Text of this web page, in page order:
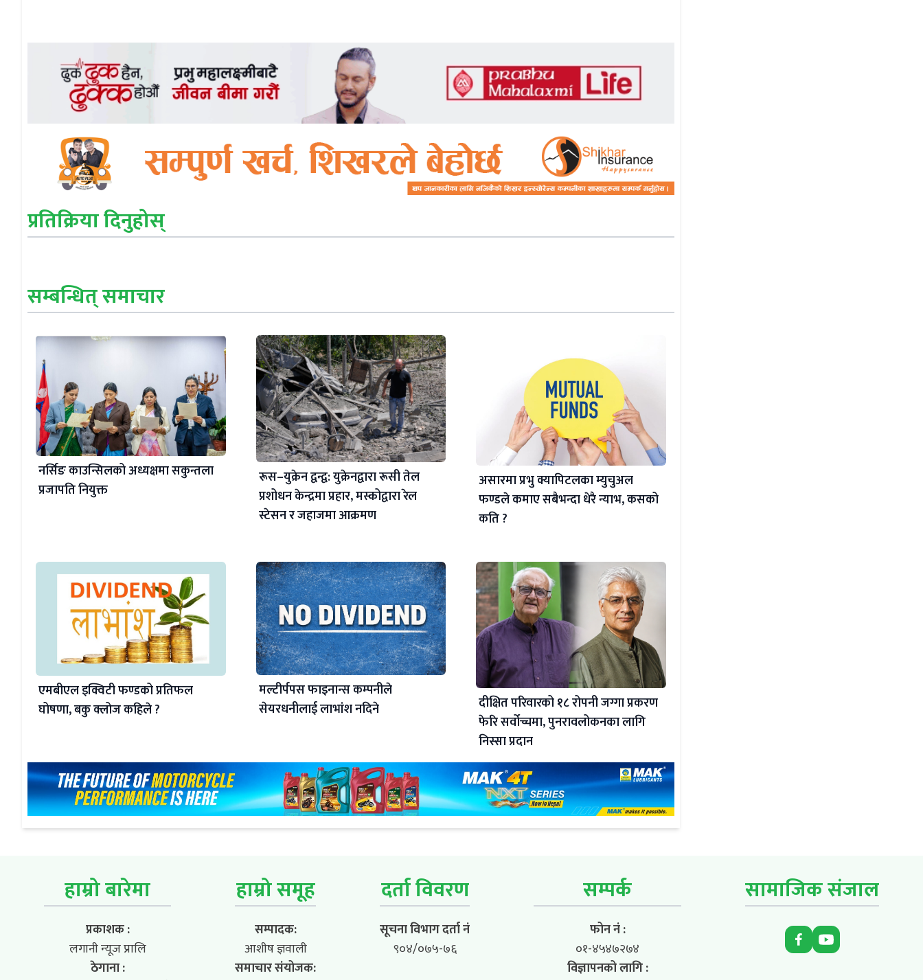
प्रतिक्रिया दिनुहोस्
सम्बन्धित् समाचार
नर्सिङ काउन्सिलको अध्यक्षमा सकुन्तला
प्रजापति नियुक्त
रूस–युक्रेन द्वन्द्व: युक्रेनद्वारा रूसी तेल
प्रशोधन केन्द्रमा प्रहार, मस्कोद्वारा रेल
स्टेसन र जहाजमा आक्रमण
असारमा प्रभु क्यापिटलका म्युचुअल
फण्डले कमाए सबैभन्दा धेरै न्याभ, कसको
कति ?
एमबीएल इक्विटी फण्डको प्रतिफल
घोषणा, बकु क्लोज कहिले ?
मल्टीर्पपस फाइनान्स कम्पनीले
सेयरधनीलाई लाभांश नदिने
दीक्षित परिवारको १८ रोपनी जग्गा प्रकरण
फेरि सर्वोच्चमा, पुनरावलोकनका लागि
निस्सा प्रदान
हाम्रो बारेमा
प्रकाशक :
लगानी न्यूज प्रालि
ठेगाना :
हाम्रो समूह
सम्पादक:
आशीष ज्ञवाली
समाचार संयोजक:
दर्ता विवरण
सूचना विभाग दर्ता नं
९०४/०७५-७६
सम्पर्क
फोन नं :
०१-४५४७२७४
विज्ञापनको लागि :
सामाजिक संजाल